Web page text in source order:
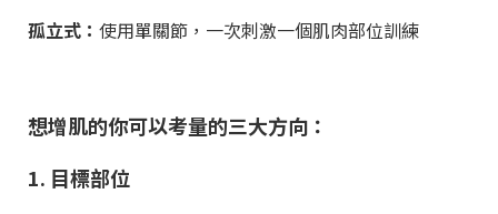
孤立式： 使用單關節，一次刺激一個肌肉部位訓練
想增肌的你可以考量的三大方向：
1. 目標部位